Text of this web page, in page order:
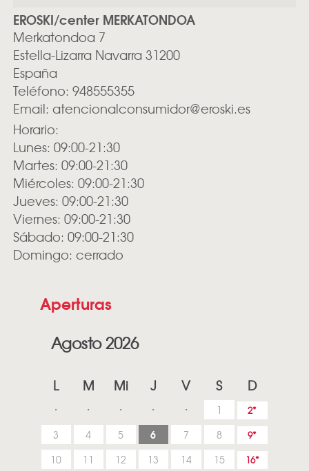
EROSKI/center MERKATONDOA
Merkatondoa 7
Estella-Lizarra Navarra 31200
España
Teléfono: 948555355
Email: atencionalconsumidor@eroski.es
Horario:
Lunes: 09:00-21:30
Martes: 09:00-21:30
Miércoles: 09:00-21:30
Jueves: 09:00-21:30
Viernes: 09:00-21:30
Sábado: 09:00-21:30
Domingo: cerrado
Aperturas
Agosto 2026
L M Mi J V S D
1 2
3 4 5 6 7 8 9
10 11 12 13 14 15 16